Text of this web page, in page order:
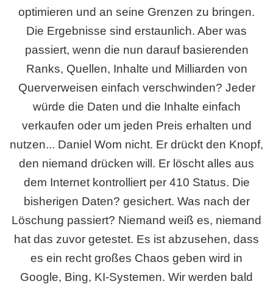
optimieren und an seine Grenzen zu bringen.
Die Ergebnisse sind erstaunlich. Aber was
passiert, wenn die nun darauf basierenden
Ranks, Quellen, Inhalte und Milliarden von
Querverweisen einfach verschwinden? Jeder
würde die Daten und die Inhalte einfach
verkaufen oder um jeden Preis erhalten und
nutzen... Daniel Wom nicht. Er drückt den Knopf,
den niemand drücken will. Er löscht alles aus
dem Internet kontrolliert per 410 Status. Die
bisherigen Daten? gesichert. Was nach der
Löschung passiert? Niemand weiß es, niemand
hat das zuvor getestet. Es ist abzusehen, dass
es ein recht großes Chaos geben wird in
Google, Bing, KI-Systemen. Wir werden bald